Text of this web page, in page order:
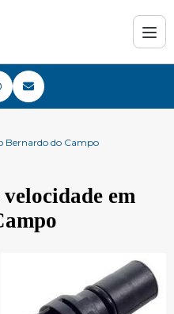
Bernardo do Campo
em